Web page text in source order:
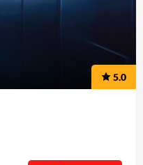
5.0